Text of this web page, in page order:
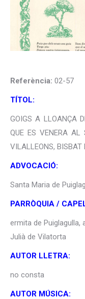
Referència: 02-57
TÍTOL:
GOIGS A LLOANÇA
QUE ES VENERA AL
VILALLEONS, BISBAT
ADVOCACIÓ:
Santa Maria de
PARRÒQUIA /
ermita de Puiglagulla,
Julià de Vilatorta
AUTOR LLETRA:
no consta
AUTOR MÚSICA: